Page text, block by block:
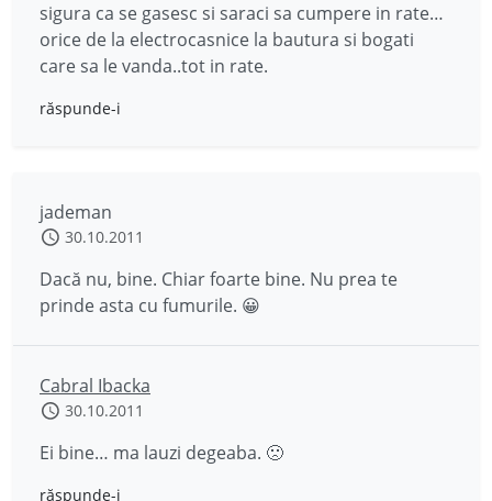
sigura ca se gasesc si saraci sa cumpere in rate…
orice de la electrocasnice la bautura si bogati
care sa le vanda..tot in rate.
răspunde-i
jademan
30.10.2011
Dacă nu, bine. Chiar foarte bine. Nu prea te
prinde asta cu fumurile. 😀
Cabral Ibacka
30.10.2011
Ei bine… ma lauzi degeaba. 🙁
răspunde-i